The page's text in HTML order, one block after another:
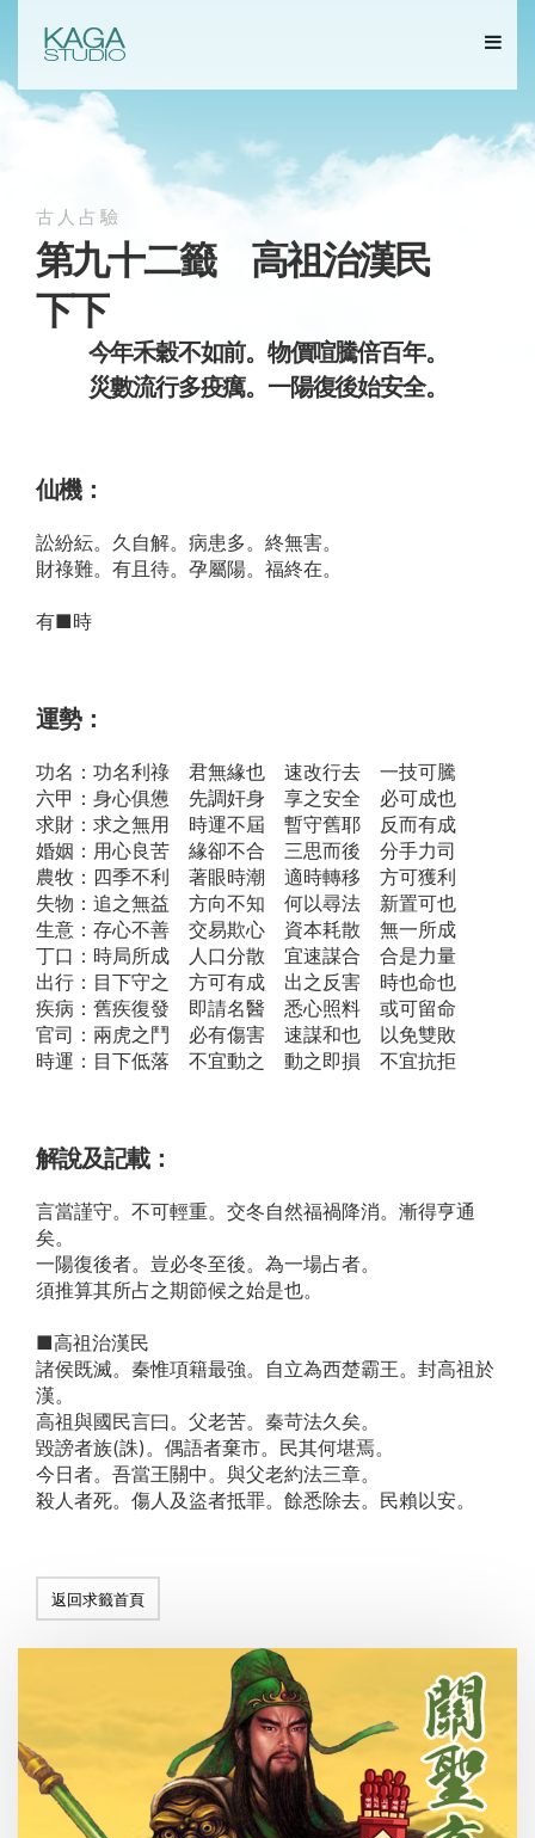
古人占驗
第九十二籤 高祖治漢民
下下
今年禾穀不如前。物價喧騰倍百年。
災數流行多疫癘。一陽復後始安全。
仙機：
訟紛紜。久自解。病患多。終無害。
財祿難。有且待。孕屬陽。福終在。
有■時
運勢：
功名：功名利祿 君無緣也 速改行去 一技可騰
六甲：身心俱憊 先調奸身 享之安全 必可成也
求財：求之無用 時運不屆 暫守舊耶 反而有成
婚姻：用心良苦 緣卻不合 三思而後 分手力司
農牧：四季不利 著眼時潮 適時轉移 方可獲利
失物：追之無益 方向不知 何以尋法 新置可也
生意：存心不善 交易欺心 資本耗散 無一所成
丁口：時局所成 人口分散 宜速謀合 合是力量
出行：目下守之 方可有成 出之反害 時也命也
疾病：舊疾復發 即請名醫 悉心照料 或可留命
官司：兩虎之鬥 必有傷害 速謀和也 以免雙敗
時運：目下低落 不宜動之 動之即損 不宜抗拒
解說及記載：
言當謹守。不可輕重。交冬自然福禍降消。漸得亨通
矣。
一陽復後者。豈必冬至後。為一場占者。
須推算其所占之期節候之始是也。
■高祖治漢民
諸侯既滅。秦惟項籍最強。自立為西楚霸王。封高祖於
漢。
高祖與國民言曰。父老苦。秦苛法久矣。
毀謗者族(誅)。偶語者棄市。民其何堪焉。
今日者。吾當王關中。與父老約法三章。
殺人者死。傷人及盜者抵罪。餘悉除去。民賴以安。
返回求籤首頁